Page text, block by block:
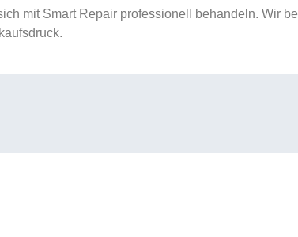
mit Smart Repair professionell behandeln. Wir